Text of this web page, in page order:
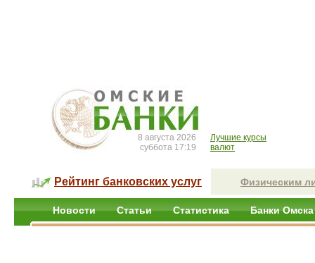
8 августа 2026
суббота 17:19
Лучшие курсы
валют
Рейтинг банковских услуг Физическим
Новости Статьи Статистика Банки Омска